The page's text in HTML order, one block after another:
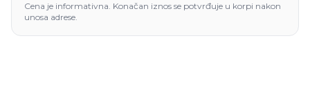
Cena je informativna. Konačan iznos se potvrđuje u korpi nakon
unosa adrese.